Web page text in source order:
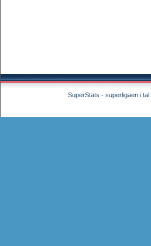
SuperStats - superligaen i tal